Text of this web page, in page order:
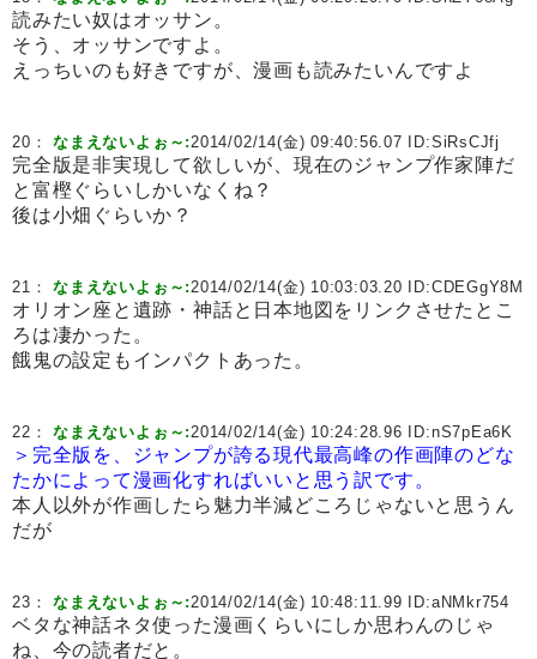
読みたい奴はオッサン。
そう、オッサンですよ。
えっちいのも好きですが、漫画も読みたいんですよ
20：なまえないよぉ～:2014/02/14(金) 09:40:56.07 ID:SiRsCJfj
完全版是非実現して欲しいが、現在のジャンプ作家陣だ
と富樫ぐらいしかいなくね？
後は小畑ぐらいか？
21：なまえないよぉ～:2014/02/14(金) 10:03:03.20 ID:CDEGgY8M
オリオン座と遺跡・神話と日本地図をリンクさせたとこ
ろは凄かった。
餓鬼の設定もインパクトあった。
22：なまえないよぉ～:2014/02/14(金) 10:24:28.96 ID:nS7pEa6K
＞完全版を、ジャンプが誇る現代最高峰の作画陣のどな
たかによって漫画化すればいいと思う訳です。
本人以外が作画したら魅力半減どころじゃないと思うん
だが
23：なまえないよぉ～:2014/02/14(金) 10:48:11.99 ID:aNMkr754
ベタな神話ネタ使った漫画くらいにしか思わんのじゃ
ね、今の読者だと。